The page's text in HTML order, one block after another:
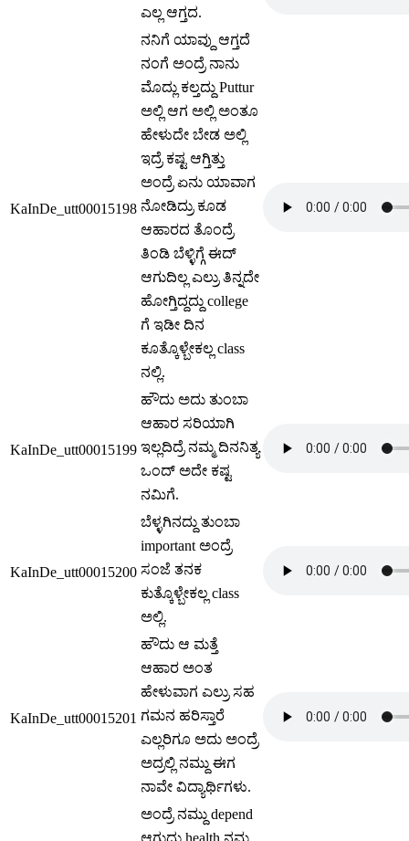
ಎಲ್ಲ ಆಗ್ತದ.
KaInDe_utt00015198
ನನಿಗೆ ಯಾವ್ದು ಆಗ್ತದೆ
ನಂಗೆ ಅಂದ್ರೆ ನಾನು
ಮೊದ್ಲು ಕಲ್ತದ್ದು Puttur
ಅಲ್ಲಿ ಆಗ ಅಲ್ಲಿ ಅಂತೂ
ಹೇಳುದೇ ಬೇಡ ಅಲ್ಲಿ
ಇದ್ರೆ ಕಷ್ಟ ಆಗ್ತಿತ್ತು
ಅಂದ್ರೆ ಏನು ಯಾವಾಗ
ನೋಡಿದ್ರು ಕೂಡ
ಆಹಾರದ ತೊಂದ್ರೆ
ತಿಂಡಿ ಬೆಳ್ಳಿಗ್ಗೆ ಈದ್
ಆಗುದಿಲ್ಲ ಎಲ್ರು ತಿನ್ನದೇ
ಹೋಗ್ತಿದ್ದದ್ದು college
ಗೆ ಇಡೀ ದಿನ
ಕೂತ್ಕೊಳ್ಬೇಕಲ್ಲ class
ನಲ್ಲಿ.
KaInDe_utt00015199
ಹೌದು ಅದು ತುಂಬಾ
ಆಹಾರ ಸರಿಯಾಗಿ
ಇಲ್ಲದಿದ್ರೆ ನಮ್ಮ ದಿನನಿತ್ಯ
ಒಂದ್ ಅದೇ ಕಷ್ಟ
ನಮಿಗೆ.
KaInDe_utt00015200
ಬೆಳ್ಳಗಿನದ್ದು ತುಂಬಾ
important ಅಂದ್ರೆ
ಸಂಜೆ ತನಕ
ಕುತ್ಕೊಳ್ಬೇಕಲ್ಲ class
ಅಲ್ಲಿ.
KaInDe_utt00015201
ಹೌದು ಆ ಮತ್ತೆ
ಆಹಾರ ಅಂತ
ಹೇಳುವಾಗ ಎಲ್ರು ಸಹ
ಗಮನ ಹರಿಸ್ತಾರೆ
ಎಲ್ಲರಿಗೂ ಅದು ಅಂದ್ರೆ
ಅದ್ರಲ್ಲಿ ನಮ್ದು ಈಗ
ನಾವೇ ವಿದ್ಯಾರ್ಥಿಗಳು.
ಅಂದ್ರೆ ನಮ್ದು depend
ಆಗುದು health ನಮ್ಮ